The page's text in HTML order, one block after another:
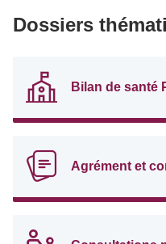
Dossiers
Bilan de santé
Agrément et